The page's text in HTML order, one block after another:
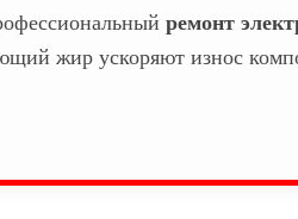
ремонт
жир ускоряют износ